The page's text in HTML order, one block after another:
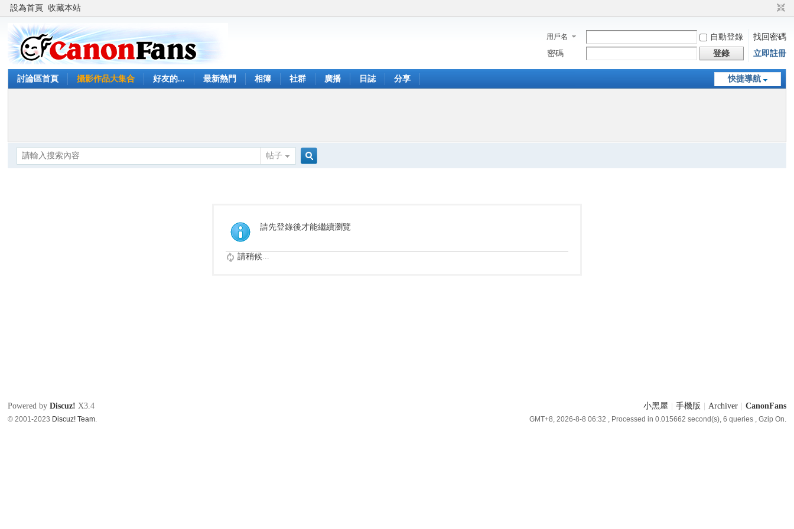
設為首頁 收藏本站
用戶名 自動登錄
找回密碼
密碼
登錄 立即註冊
快捷導航
討論區首頁 攝影作品大集合 好友的... 最新熱門 相簿 社群 廣播 日誌 分享
帖子
索
請先登錄後才能繼續瀏覽
請稍候...
小黑屋 手機版 Archiver CanonFans
GMT+8, 2026-8-8 06:32 , Processed in 0.015662 second(s), 6 queries , Gzip On.
Powered byDiscuz! X3.4
© 2001-2023 Discuz! Team